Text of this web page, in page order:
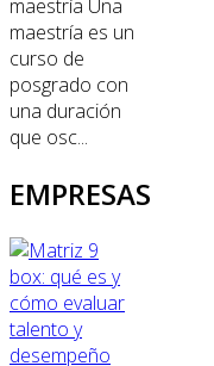
maestría Una
maestría es un
curso de
posgrado con
una duración
que osc...
EMPRESAS